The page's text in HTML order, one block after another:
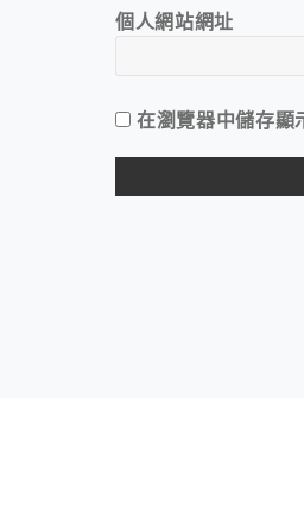
個人網站網址
在瀏覽器中儲存顯